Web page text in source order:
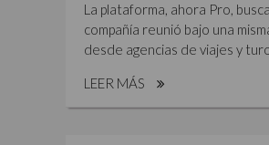
La plataforma, ahora Pro,
compañía reunió bajo una
desde agencias de viajes y
LEER MÁS